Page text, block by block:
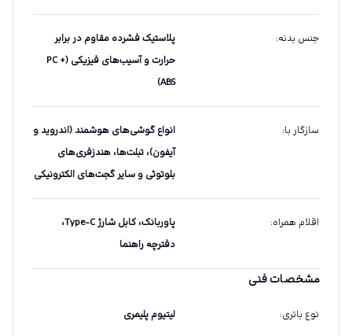
جنس بدنه:
پلاستیک فشرده مقاوم در برابر
حرارت و آسیب‌های فیزیکی (PC +
ABS)
سازگار با:
انواع گوشی‌های هوشمند (اندروید و
آیفون)، تبلت‌ها، هندزفری‌های
بلوتوثی و سایر گجت‌های الکترونیکی
اقلام همراه:
پاوربانک، کابل شارژ Type-C،
دفترچه راهنما
مشخصات فنی
نوع باتری: لیتیوم پلیمری